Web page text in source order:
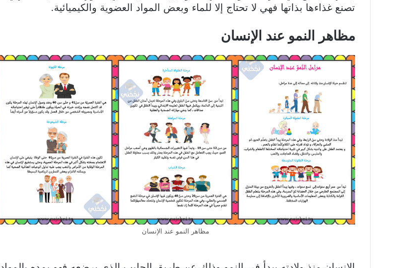
تصنع غذاءها بذاتها فهي لا تحتاج إلا للماء وبعض المواد العضوية والكيميائية.
مظاهر النمو عند الإنسان
مظاهر النمو عند الإنسان